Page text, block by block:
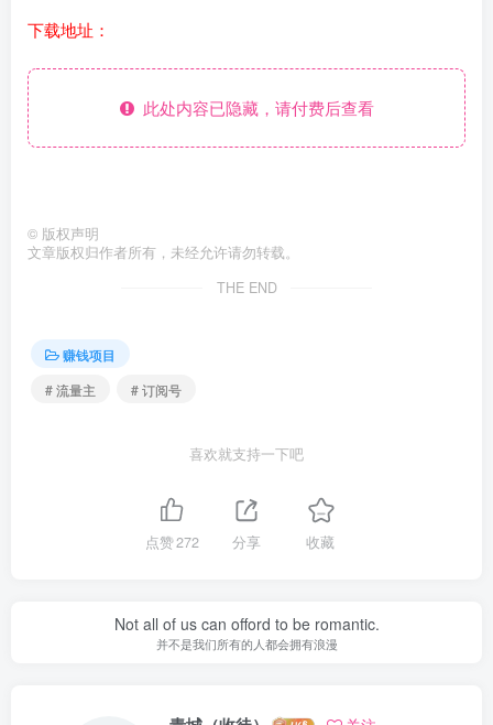
下载地址：
此处内容已隐藏，请付费后查看
© 版权声明
文章版权归作者所有，未经允许请勿转载。
THE END
赚钱项目
# 流量主
# 订阅号
喜欢就支持一下吧
点赞272 分享 收藏
Not all of us can offord to be romantic.
并不是我们所有的人都会拥有浪漫